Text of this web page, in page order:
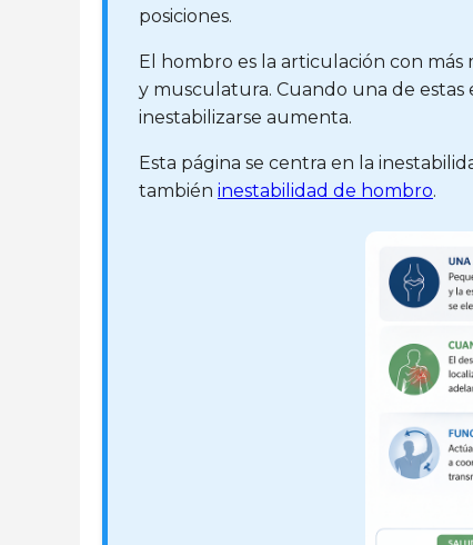
posiciones.
El hombro es la articulación con
y musculatura. Cuando una de
inestabilizarse aumenta.
Esta página se centra en la
también inestabilidad de hombro.